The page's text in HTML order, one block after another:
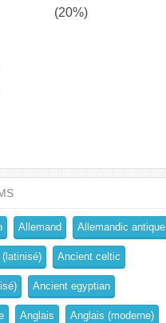
(20%)
Allemand Allemandic antique
Ancient celtic
Ancient egyptian
Anglais Anglais (moderne)